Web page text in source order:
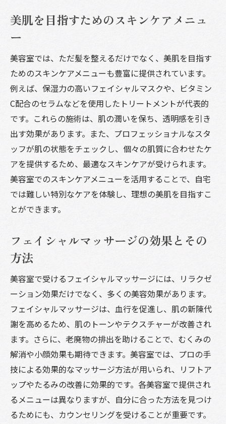
美肌を目指すためのスキンケアメニュ
ー
美容室では、ただ髪を整えるだけでなく、美肌を目指す
ためのスキンケアメニューも豊富に提供されています。
例えば、保湿力の高いフェイシャルマスクや、ビタミン
C配合のセラムなどを使用したトリートメントが代表的
です。これらの施術は、肌の潤いを保ち、透明感を引き
出す効果があります。また、プロフェッショナルなスタ
ッフが肌の状態をチェックし、個々の肌質に合わせたケ
アを提供するため、最適なスキンケアが受けられます。
美容室でのスキンケアメニューを活用することで、自宅
では難しい特別なケアを体験し、理想の美肌を目指すこ
とができます。
フェイシャルマッサージの効果とその
方法
美容室で受けるフェイシャルマッサージには、リラクゼ
ーション効果だけでなく、多くの美容効果があります。
フェイシャルマッサージは、血行を促進し、肌の新陳代
謝を高めるため、肌のトーンやテクスチャーが改善され
ます。さらに、老廃物の排出を助けることで、むくみの
解消や小顔効果も期待できます。美容室では、プロの手
技による効果的なマッサージ方法が用いられ、リフトア
ップやたるみの改善に効果的です。各美容室で提供され
るメニューは異なりますが、自分に合った方法を見つけ
るためにも、カウンセリングを受けることが重要です。